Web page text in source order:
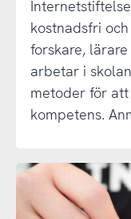
kostnadsfri
forskare,
arbetar i
metoder för
kompetens.